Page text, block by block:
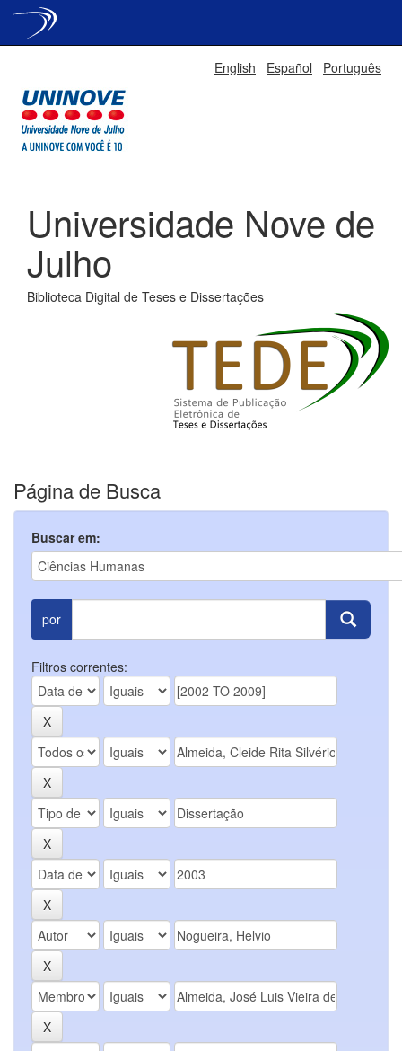
English Español Português
Universidade Nove de
Julho
Biblioteca Digital de Teses e Dissertações
Página de Busca
Buscar em:
por
Filtros correntes: